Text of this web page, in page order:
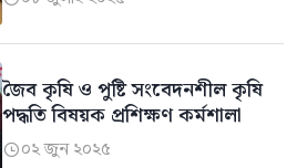
জৈব কৃষি ও পুষ্টি সংবেদনশীল কৃষি
পদ্ধতি বিষয়ক প্রশিক্ষণ কর্মশালা
০২ জুন ২০২৫